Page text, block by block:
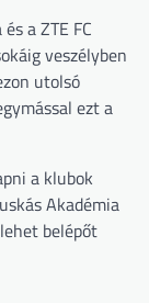
a ZTE FC
veszélyben
utolsó
ezt a
a klubok
Akadémia
belépőt